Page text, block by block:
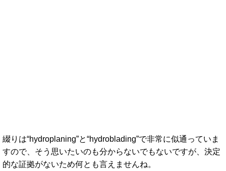
綴りは“hydroplaning”と“hydroblading”で非常に似通っていま
すので、そう思いたいのも分からないでもないですが、決定
的な証拠がないため何とも言えませんね。